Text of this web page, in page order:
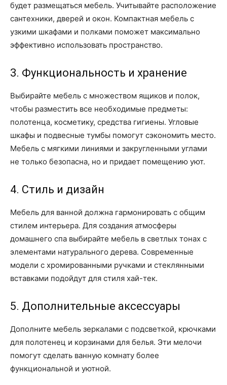
будет размещаться мебель. Учитывайте расположение
сантехники, дверей и окон. Компактная мебель с
узкими шкафами и полками поможет максимально
эффективно использовать пространство.
3. Функциональность и хранение
Выбирайте мебель с множеством ящиков и полок,
чтобы разместить все необходимые предметы:
полотенца, косметику, средства гигиены. Угловые
шкафы и подвесные тумбы помогут сэкономить место.
Мебель с мягкими линиями и закругленными углами
не только безопасна, но и придает помещению уют.
4. Стиль и дизайн
Мебель для ванной должна гармонировать с общим
стилем интерьера. Для создания атмосферы
домашнего спа выбирайте мебель в светлых тонах с
элементами натурального дерева. Современные
модели с хромированными ручками и стеклянными
вставками подойдут для стиля хай-тек.
5. Дополнительные аксессуары
Дополните мебель зеркалами с подсветкой, крючками
для полотенец и корзинами для белья. Эти мелочи
помогут сделать ванную комнату более
функциональной и уютной.